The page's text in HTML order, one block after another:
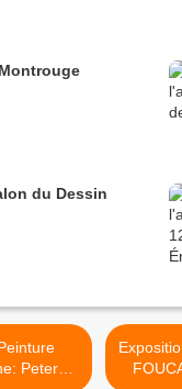
du Dessin
Peter